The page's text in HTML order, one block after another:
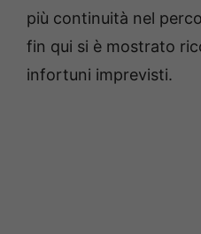
più continuità nel
fin qui si è mostrato
infortuni imprevisti.